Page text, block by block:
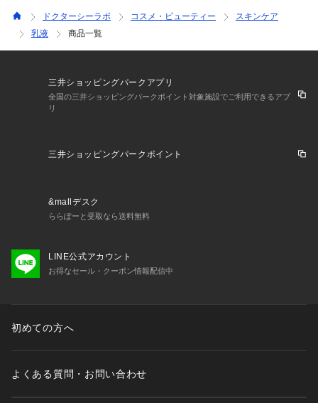
ドクターシーラボ コスメ・ビューティー
スキンケア
乳液
商品一覧
三井ショッピングパークアプリ
全国の三井ショッピングパークポイント対象施設でご利用できるアプ
リ
三井ショッピングパークポイント
&mallデスク
ららぽーと受取なら送料無料
LINE公式アカウント
お得なセール・クーポン情報配信中
初めての方へ
よくある質問・お問い合わせ